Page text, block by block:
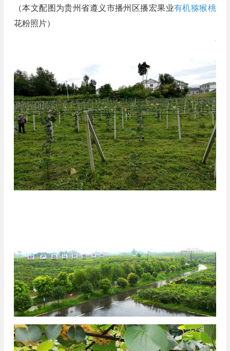
（本文配图为贵州省遵义市播州区播宏果业有机猕猴桃
花粉照片）